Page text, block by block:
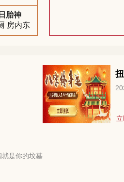
胎神
房内东
是你的坟墓